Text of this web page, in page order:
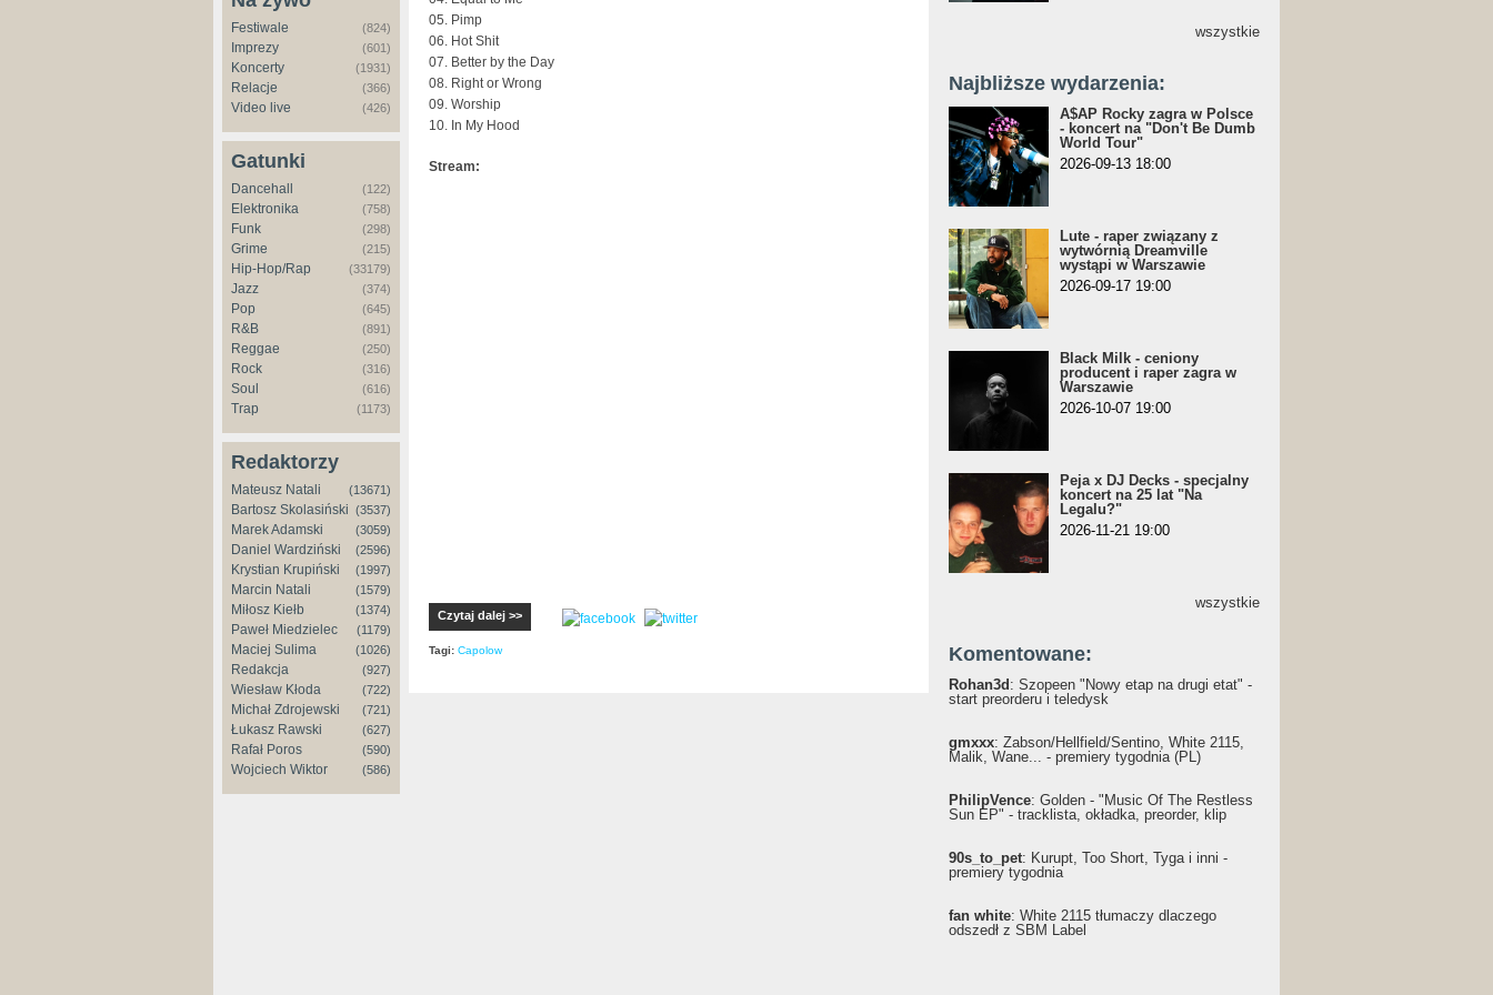
Festiwale (824)
Imprezy (601)
Koncerty (1931)
Relacje (366)
Video live (426)
Gatunki
Dancehall (122)
Elektronika (758)
Funk (298)
Grime (215)
Hip-Hop/Rap (33179)
Jazz (374)
Pop (645)
R&B (891)
Reggae (250)
Rock (316)
Soul (616)
Trap (1173)
Redaktorzy
Mateusz Natali (13671)
Bartosz Skolasiński (3537)
Marek Adamski (3059)
Daniel Wardziński (2596)
Krystian Krupiński (1997)
Marcin Natali (1579)
Miłosz Kiełb (1374)
Paweł Miedzielec (1179)
Maciej Sulima (1026)
Redakcja (927)
Wiesław Kłoda (722)
Michał Zdrojewski (721)
Łukasz Rawski (627)
Rafał Poros (590)
Wojciech Wiktor (586)
05. Pimp
06. Hot Shit
07. Better by the Day
08. Right or Wrong
09. Worship
10. In My Hood
Stream:
Czytaj dalej >>
Tagi: Capolow
wszystkie
Najbliższe wydarzenia:
A$AP Rocky zagra w Polsce
- koncert na "Don't Be Dumb
World Tour"
2026-09-13 18:00
Lute - raper związany z
wytwórnią Dreamville
wystąpi w Warszawie
2026-09-17 19:00
Black Milk - ceniony
producent i raper zagra w
Warszawie
2026-10-07 19:00
Peja x DJ Decks - specjalny
koncert na 25 lat "Na
Legalu?"
2026-11-21 19:00
wszystkie
Komentowane:
Rohan3d : Szopeen "Nowy etap na drugi etat" -
start preorderu i teledysk
gmxxx: Żabson/Hellfield/Sentino, White 2115,
Malik, Wane... - premiery tygodnia (PL)
PhilipVence: Golden - "Music Of The Restless
Sun EP" - tracklista, okładka, preorder, klip
90s_to_pet: Kurupt, Too Short, Tyga i inni -
premiery tygodnia
fan white: White 2115 tłumaczy dlaczego
odszedł z SBM Label